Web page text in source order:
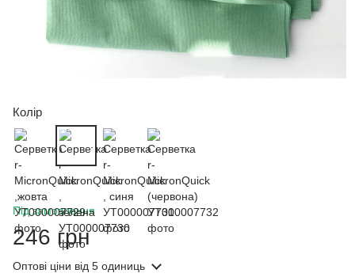
Колір
Під замовлення
246 грн
Оптові ціни від 5 одиниць